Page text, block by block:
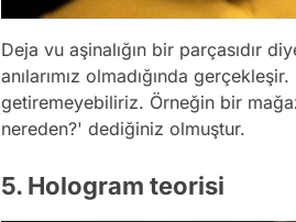
Deja vu aşinalığın bir parçasıdır
anılarımız olmadığında
getiremeyebiliriz. Örneğin bir
nereden?' dediğiniz olmuştur.
5. Hologram teorisi